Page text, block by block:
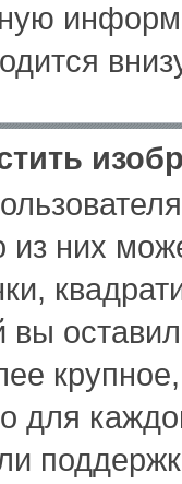
них
вы
для